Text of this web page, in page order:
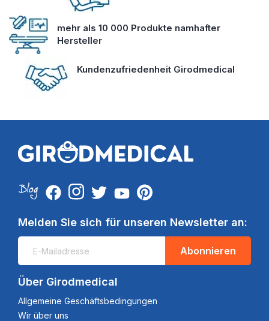
mehr als 10 000 Produkte namhafter
Hersteller
Kundenzufriedenheit Girodmedical
Melden Sie sich für unseren Newsletter an:
Abonnieren
Über Girodmedical
Allgemeine Geschäftsbedingungen
Wir über uns